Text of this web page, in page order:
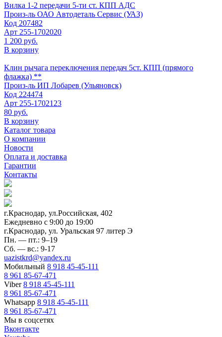
Вилка 1-2 передачи 5-ти ст. КПП АДС
Произ-ль ОАО Автодеталь Сервис (УАЗ)
Код 207482
Арт 255-1702020
1 200 руб.
В корзину
Клин рычага переключения передач 5ст. КПП (прямого
флажка) **
Произ-ль ИП Лобарев (Ульяновск)
Код 224474
Арт 255-1702123
80 руб.
В корзину
Каталог товара
О компании
Новости
Оплата и доставка
Гарантии
Контакты
г.Краснодар, ул.Российская, 402
Ежедневно c 9:00 до 19:00
г.Краснодар, ул. Уральская 97 литер Э
Пн. — пт.: 9–19
Сб. — вс.: 9-17
uazistkrd@yandex.ru
Мобильный 8 918 45-45-111
8 961 85-67-471
Viber8 918 45-45-111
8 961 85-67-471
Whatsapp 8 918 45-45-111
8 961 85-67-471
Мы в соцсетях
Вконтакте